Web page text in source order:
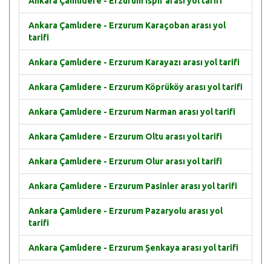
Ankara Çamlıdere - Erzurum Karaçoban arası yol
tarifi
Ankara Çamlıdere - Erzurum Karayazı arası yol tarifi
Ankara Çamlıdere - Erzurum Köprüköy arası yol tarifi
Ankara Çamlıdere - Erzurum Narman arası yol tarifi
Ankara Çamlıdere - Erzurum Oltu arası yol tarifi
Ankara Çamlıdere - Erzurum Olur arası yol tarifi
Ankara Çamlıdere - Erzurum Pasinler arası yol tarifi
Ankara Çamlıdere - Erzurum Pazaryolu arası yol
tarifi
Ankara Çamlıdere - Erzurum Şenkaya arası yol tarifi